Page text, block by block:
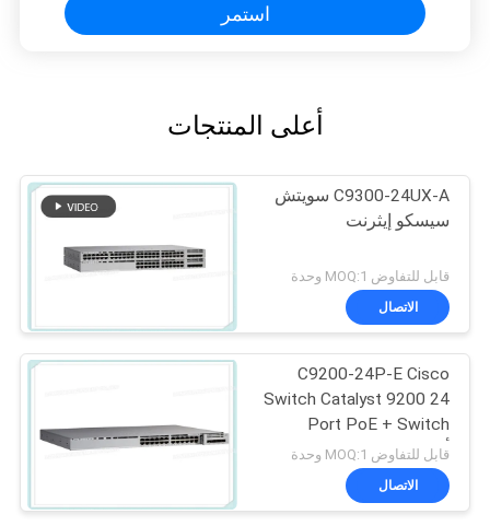
استمر
أعلى المنتجات
C9300-24UX-A سويتش
سيسكو إيثرنت
قابل للتفاوض MOQ:1 وحدة
الاتصال
C9200-24P-E Cisco
Switch Catalyst 9200 24
Port PoE + Switch
أساسيات الشبكة
قابل للتفاوض MOQ:1 وحدة
الاتصال